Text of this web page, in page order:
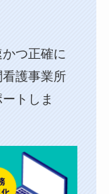
つ正確に
護事業所
トしま